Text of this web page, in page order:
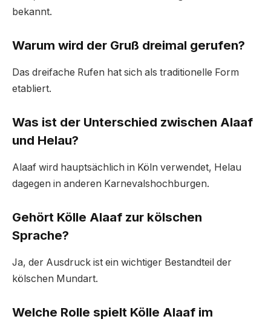
bekannt.
Warum wird der Gruß dreimal gerufen?
Das dreifache Rufen hat sich als traditionelle Form
etabliert.
Was ist der Unterschied zwischen Alaaf
und Helau?
Alaaf wird hauptsächlich in Köln verwendet, Helau
dagegen in anderen Karnevalshochburgen.
Gehört Kölle Alaaf zur kölschen
Sprache?
Ja, der Ausdruck ist ein wichtiger Bestandteil der
kölschen Mundart.
Welche Rolle spielt Kölle Alaaf im